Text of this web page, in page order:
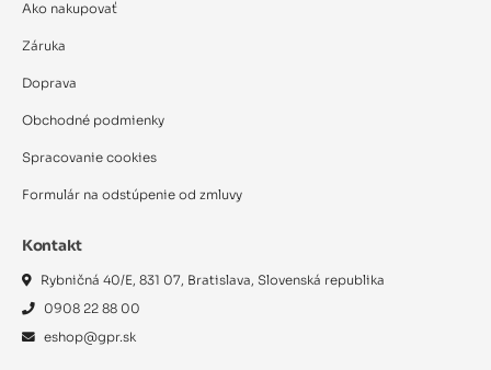
Ako nakupovať
Záruka
Doprava
Obchodné podmienky
Spracovanie cookies
Formulár na odstúpenie od zmluvy
Kontakt
Rybničná 40/E, 831 07, Bratislava, Slovenská republika
0908 22 88 00
eshop@gpr.sk